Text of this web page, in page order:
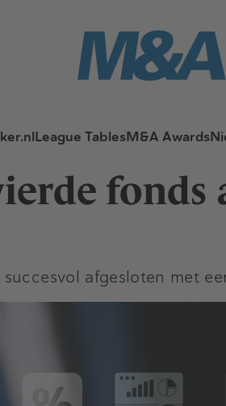
League TablesM&A Awards
fonds
afgesloten met